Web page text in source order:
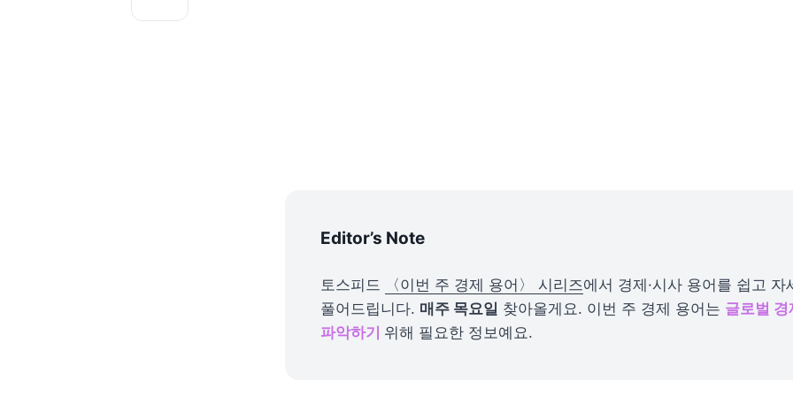
Editor’s Note
토스피드 〈이번 주 경제 용어〉 시리즈에서 경제·시사 용어를 쉽고 자
풀어드립니다. 매주 목요일 찾아올게요. 이번 주 경제 용어는 글로벌 경
파악하기 위해 필요한 정보예요.